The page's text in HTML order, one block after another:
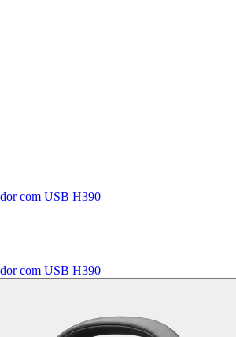
com USB H390
com USB H390